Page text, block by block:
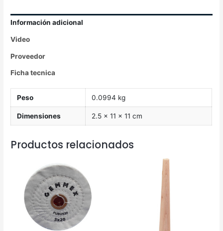
Información adicional
Video
Proveedor
Ficha tecnica
Peso 0.0994 kg
Dimensiones 2.5 × 11 × 11 cm
Productos relacionados